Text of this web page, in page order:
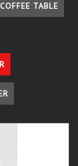
TABLE